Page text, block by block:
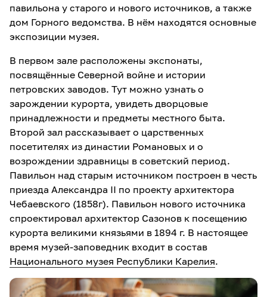
павильона у старого и нового источников, а также
дом Горного ведомства. В нём находятся основные
экспозиции музея.
В первом зале расположены экспонаты,
посвящённые Северной войне и истории
петровских заводов. Тут можно узнать о
зарождении курорта, увидеть дворцовые
принадлежности и предметы местного быта.
Второй зал рассказывает о царственных
посетителях из династии Романовых и о
возрождении здравницы в советский период.
Павильон над старым источником построен в честь
приезда Александра II по проекту архитектора
Чебаевского (1858г). Павильон нового источника
спроектировал архитектор Сазонов к посещению
курорта великими князьями в 1894 г. В настоящее
время музей-заповедник входит в состав
Национального музея Республики Карелия.